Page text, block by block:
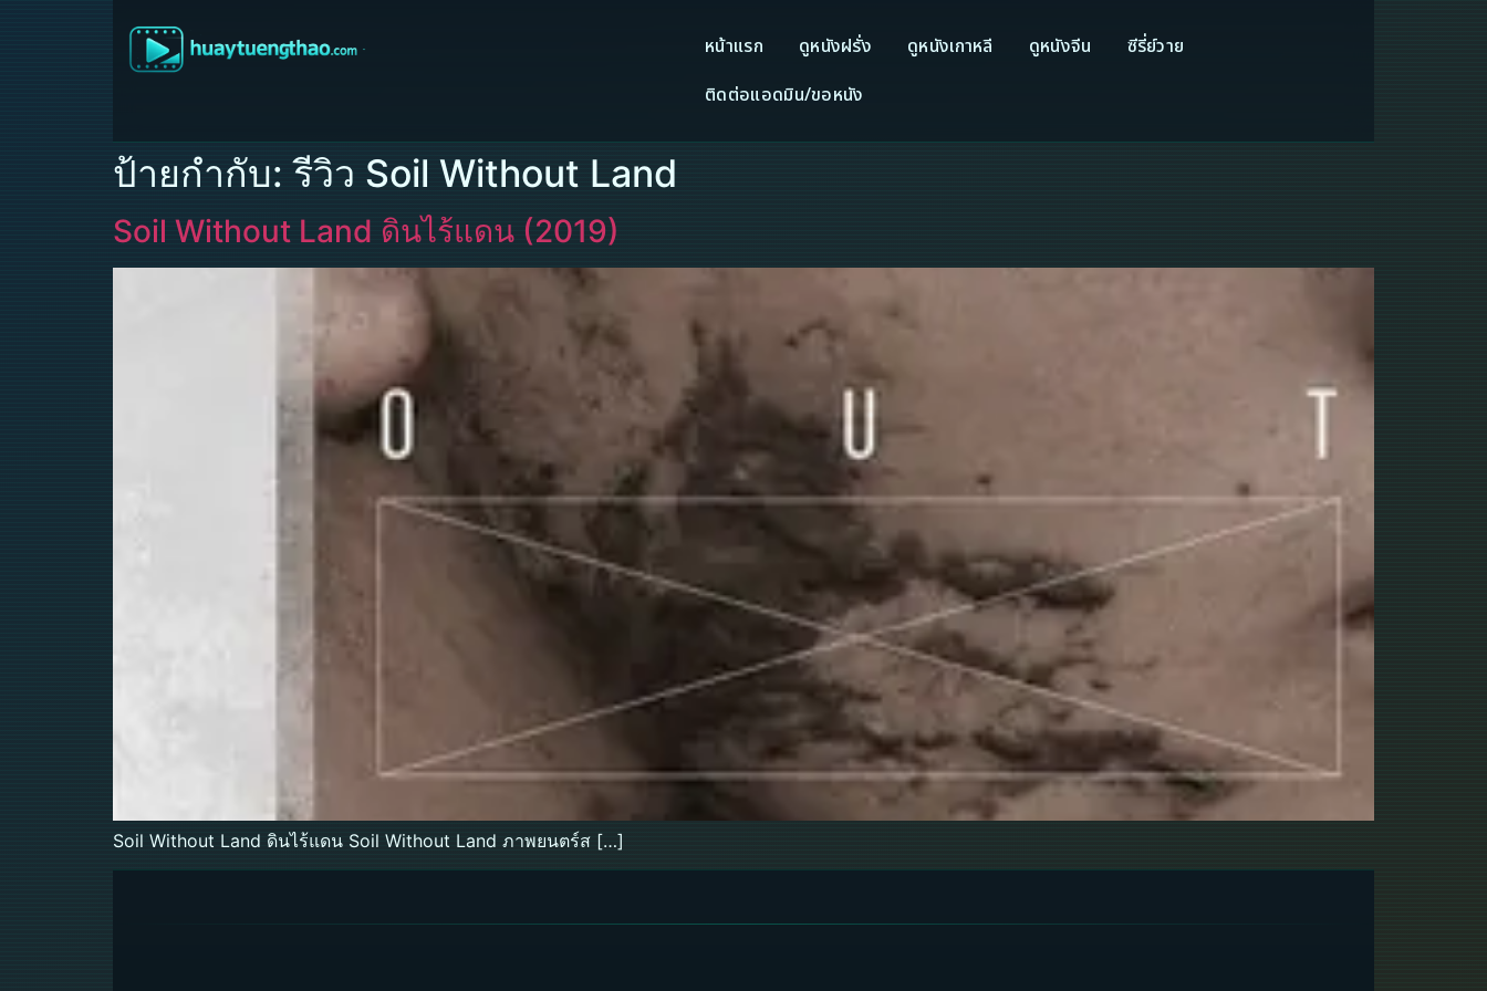
หน้าแรก ดูหนังฝรั่ง ดูหนังเกาหลี ดูหนังจีน
ซีรี่ย์วาย
ติดต่อแอดมิน/ขอหนัง
ป้ายกำกับ:รีวิว Soil Without Land
Soil Without Land ดินไร้แดน (2019)
Soil Without Land ดินไร้แดน Soil Without Land ภาพยนตร์ส […]